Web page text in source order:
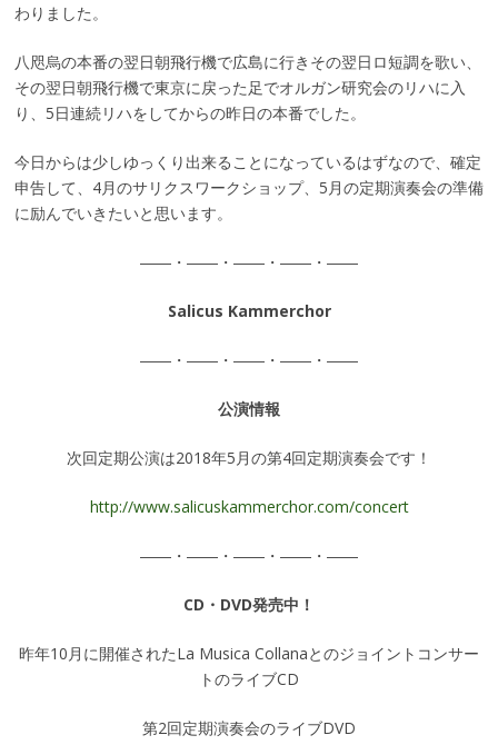
わりました。
八咫烏の本番の翌日朝飛行機で広島に行きその翌日ロ短調を歌い、
その翌日朝飛行機で東京に戻った足でオルガン研究会のリハに入
り、5日連続リハをしてからの昨日の本番でした。
今日からは少しゆっくり出来ることになっているはずなので、確定
申告して、4月のサリクスワークショップ、5月の定期演奏会の準備
に励んでいきたいと思います。
――・――・――・――・――
Salicus Kammerchor
――・――・――・――・――
公演情報
次回定期公演は2018年5月の第4回定期演奏会です！
http://www.salicuskammerchor.com/concert
――・――・――・――・――
CD・DVD発売中！
昨年10月に開催されたLa Musica Collanaとのジョイントコンサー
トのライブCD
第2回定期演奏会のライブDVD